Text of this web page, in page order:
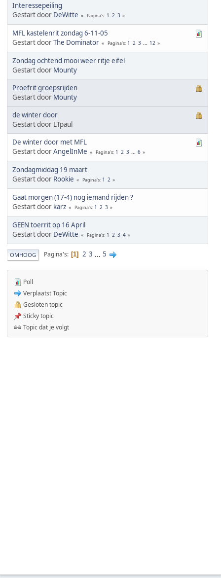
Interessepeiling
Gestart door DeWitte Pagina's 1 2 3
MFL kastelenrit zondag 6-11-05
Gestart doorThe Dominator Pagina's 1 2 3 ... 12
Zondag ochtend mooi weer ritje eifel
Gestart door Mounty
Proefrit groepsrijden
Gestart door Mounty
de winter door
Gestart door LTpaul
De winter door met MFL
Gestart doorAngelInMe Pagina's 1 2 3 ... 6
Zondagmiddag 19 maart
Gestart door Rookie Pagina's 1 2
Gaat morgen (17-4) nog iemand rijden ?
Gestart door karz Pagina's 1 2 3
GEEN toerrit op 16 April
Gestart door DeWitte Pagina's 1 2 3 4
OMHOOG Pagina's 1 2 3 ... 5
Poll
Verplaatst Topic
Gesloten topic
Sticky topic
Topic dat je volgt